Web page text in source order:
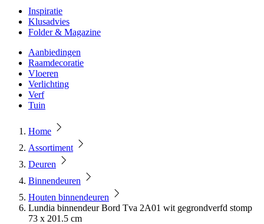
Inspiratie
Klusadvies
Folder & Magazine
Aanbiedingen
Raamdecoratie
Vloeren
Verlichting
Verf
Tuin
Home
Assortiment
Deuren
Binnendeuren
Houten binnendeuren
Lundia binnendeur Bord Tva 2A01 wit gegrondverfd stomp
73 x 201.5 cm